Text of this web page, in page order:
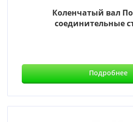
Коленчатый вал
соединительные
Подробнее